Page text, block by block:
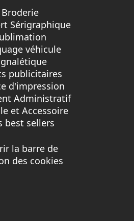
Broderie
Sérigraphique
véhicule
publicitaires
d'impression
Administratif
et Accessoire
best sellers
la barre de
des cookies